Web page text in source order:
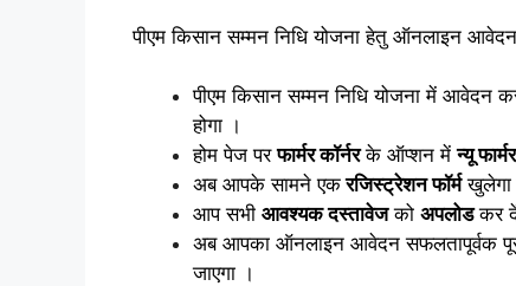
पीएम किसान सम्मन निधि योजना हेतु ऑनलाइन
पीएम किसान सम्मन निधि योजना में
होगा ।
होम पेज परफार्मर कॉर्नरके ऑप्शन मेंन्यू
अब आपके सामने एकरजिस्ट्रेशन फॉर्मखुलेगा
आप सभी आवश्यक दस्तावेजको अपलोडकर
अब आपका ऑनलाइन आवेदन सफलतापूर्वक
जाएगा ।